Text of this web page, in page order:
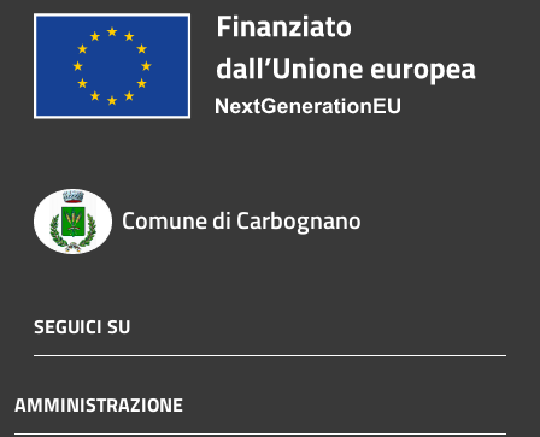
Comune di Carbognano
SEGUICI SU
AMMINISTRAZIONE